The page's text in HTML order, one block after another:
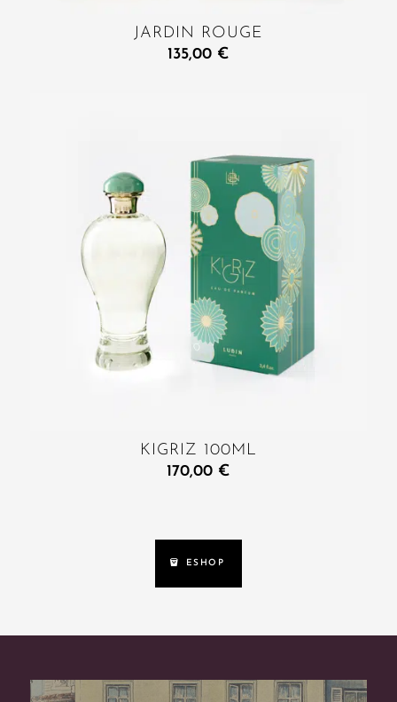
JARDIN ROUGE
135,00 €
KIGRIZ 100ML
170,00 €
ESHOP